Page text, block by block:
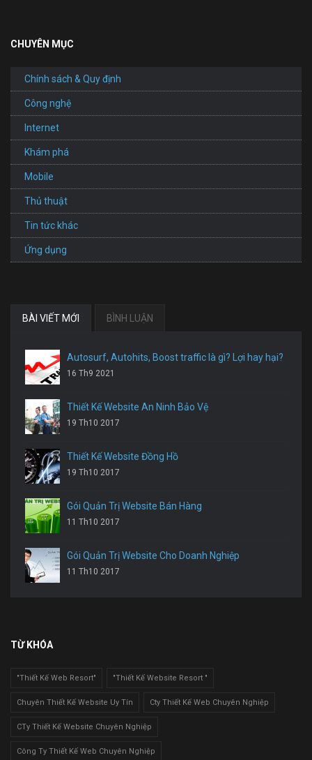
CHUYÊN MỤC
Chính sách & Quy định
Công nghệ
Internet
Khám phá
Mobile
Thủ thuật
Tin tức khác
Ứng dụng
BÀI VIẾT MỚI BÌNH LUẬN
Autosurf, Autohits, Boost traffic là gì? Lợi hay hại?
16 Th9 2021
Thiết Kế Website An Ninh Bảo Vệ
19 Th10 2017
Thiết Kế Website Đồng Hồ
19 Th10 2017
Gói Quản Trị Website Bán Hàng
11 Th10 2017
Gói Quản Trị Website Cho Doanh Nghiệp
11 Th10 2017
TỪ KHÓA
"Thiết Kế Web Resort" "Thiết Kế Website Resort "
Chuyên Thiết Kế Website Uy Tín Cty Thiết Kế Web Chuyên Nghiệp
CTy Thiết Kế Website Chuyên Nghiệp
Công Ty Thiết Kế Web Chuyên Nghiệp